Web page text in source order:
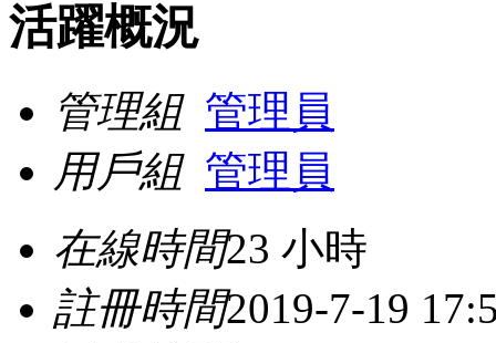
活躍概況
管理組 管理員
用戶組 管理員
在線時間23 小時
註冊時間2019-7-19